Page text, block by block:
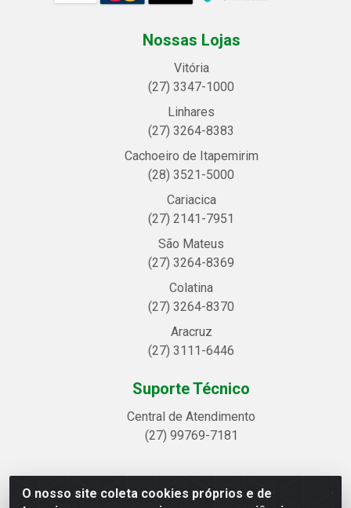
O nosso site coleta cookies próprios e de
Nossas Lojas
Vitória
(27) 3347-1000
Linhares
(27) 3264-8383
Cachoeiro de Itapemirim
(28) 3521-5000
Cariacica
(27) 2141-7951
São Mateus
(27) 3264-8369
Colatina
(27) 3264-8370
Aracruz
(27) 3111-6446
Suporte Técnico
Central de Atendimento
(27) 99769-7181
Linhavix Distribuidora LTDA - Avenida Alegre, 2521 -